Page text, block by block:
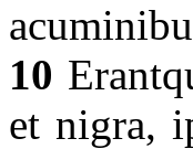
10
et nigra,